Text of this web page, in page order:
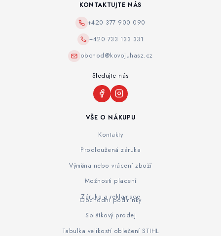
VŠE O NÁKUPU
Kontakty
Prodloužená záruka
Výměna nebo vrácení zboží
Možnosti placení
Záruka a reklamace
Obchodní podmínky
Splátkový prodej
Tabulka velikostí oblečení STIHL
KONTAKTUJTE NÁS
+420 377 900 090
+420 733 133 331
obchod@kovojuhasz.cz
Sledujte nás